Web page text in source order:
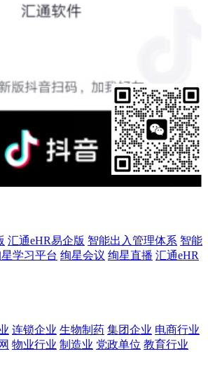
汇通eHR易企版 智能出入管理体系 智能
学习平台 绚星会议 绚星直播 汇通eHR
连锁企业 生物制药 集团企业 电商行业
物业行业 制造业 党政单位 教育行业